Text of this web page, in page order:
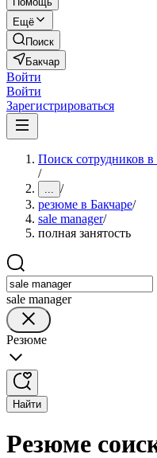
Ещё
Поиск
Бакчар
Войти
Войти
Зарегистрироваться
Поиск сотрудников в
/
... /
резюме в Бакчаре/
sale manager/
полная занятость
sale manager
Резюме
Найти
Резюме